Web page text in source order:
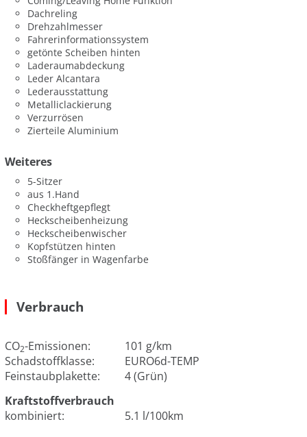
Dachreling
Drehzahlmesser
Fahrerinformationssystem
getönte Scheiben hinten
Laderaumabdeckung
Leder Alcantara
Lederausstattung
Metalliclackierung
Verzurrösen
Zierteile Aluminium
Weiteres
5-Sitzer
aus 1.Hand
Checkheftgepflegt
Heckscheibenheizung
Heckscheibenwischer
Kopfstützen hinten
Stoßfänger in Wagenfarbe
Verbrauch
CO2-Emissionen:
101 g/km
Schadstoffklasse:
EURO6d-TEMP
Feinstaubplakette:
4 (Grün)
Kraftstoffverbrauch
kombiniert:
5.1 l/100km